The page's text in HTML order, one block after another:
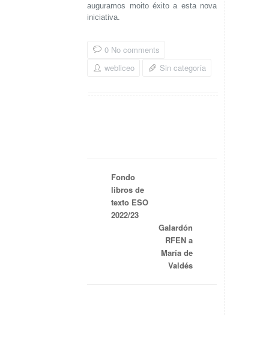
auguramos moito éxito a esta nova
iniciativa.
0 No comments
webliceo
Sin categoría
Fondo
libros de
texto ESO
2022/23
Galardón
RFEN a
María de
Valdés